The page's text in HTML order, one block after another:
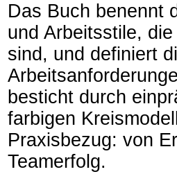
Das Buch benennt
und Arbeitsstile,
sind, und definiert
besticht durch
farbigen
Praxisbezug: von
Teamerfolg.